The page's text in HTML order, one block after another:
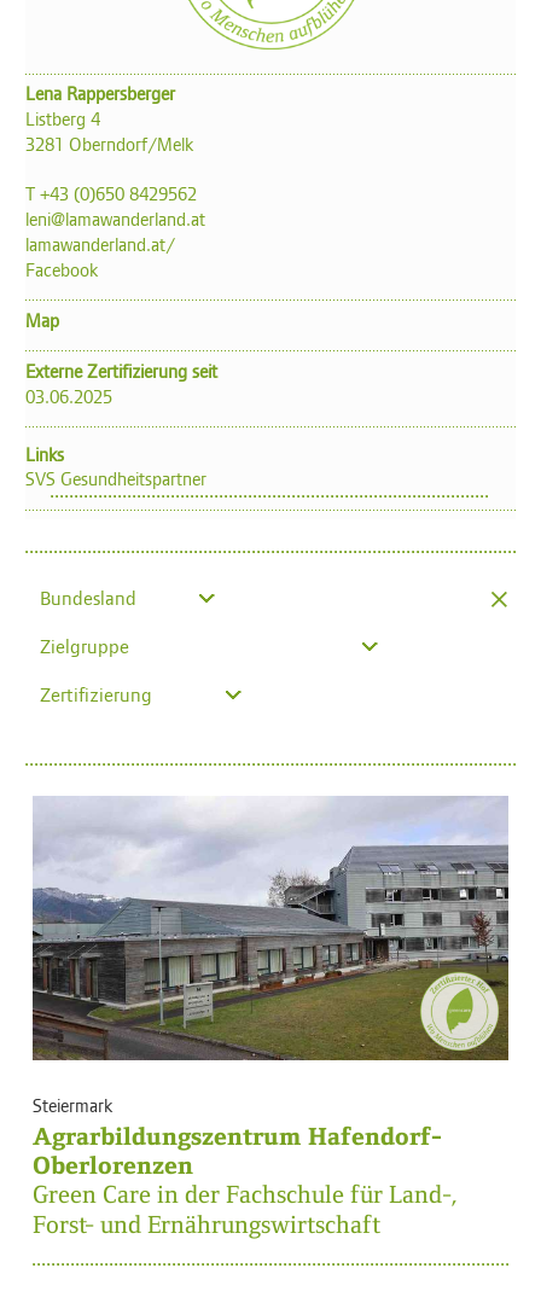
Lena Rappersberger
Listberg 4
3281 Oberndorf/Melk
T +43 (0)650 8429562
leni@lamawanderland.at
lamawanderland.at/
Facebook
Map
Externe Zertifizierung seit
03.06.2025
Links
SVS Gesundheitspartner
Bundesland
Zielgruppe
Zertifizierung
×
Steiermark
Agrarbildungszentrum Hafendorf-
Oberlorenzen
Green Care in der Fachschule für Land-,
Forst- und Ernährungswirtschaft